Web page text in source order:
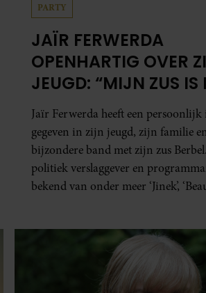
PARTY
JAÏR FERWERDA
OPENHARTIG OVER
JEUGD: “MIJN ZUS
MORELE KOMPAS”
Jaïr Ferwerda heeft een
gegeven in zijn jeugd, zijn familie
bijzondere band met zijn zus
politiek verslaggever en
bekend van onder meer ‘Jinek’,
carrière. Nog altijd kan hij voor